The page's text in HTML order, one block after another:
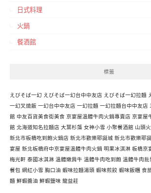
日式料理
火鍋
餐酒館
標籤
えびそば一幻 えびそば一幻台中中友店 えびそば一幻拉麵
一幻叉燒飯 一幻台中中友店 一幻拉麵 一幻拉麵台中中友店
館 中友百貨美食街美食 京宴屋溫體牛肉火鍋專賣店 京宴屋
館 北海道知名拉麵店 大葉杉藻 女神小雪 小聚餐酒館 山頭火
新北市板橋吃到飽火鍋店 新北市歡樂耶誕城 新北市歡樂耶
宴屋 新北板橋府中京宴屋溫體牛肉火鍋 明果冰淇淋 板橋京
梅光軒 泰國冰淇淋 溫體嫩肩牛 溫體牛肉吃到飽 溫體牛肉批
餐包 網紅小雪 胸口油 蝦味拉麵湯頭 蝦味煎餃 蝦味飯糰 食
麵 鮮蝦醬油 鮮蝦鹽味 龍益莊